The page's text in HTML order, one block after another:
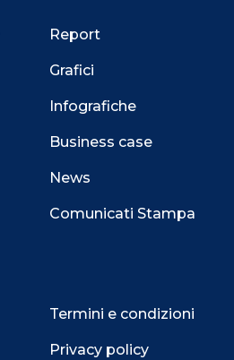
Report
Grafici
Infografiche
Business case
News
Comunicati Stampa
Termini e condizioni
Privacy policy